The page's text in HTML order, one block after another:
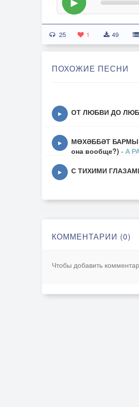
▶
25 1 49
ПОХОЖИЕ ПЕСНИ
▶ ОТ ЛЮБВИ ДО
▶
МӨХӘББӘТ БАРМЫ
она вообще?) - А
▶ С ТИХИМИ
КОММЕНТАРИИ (0)
Чтобы добавить